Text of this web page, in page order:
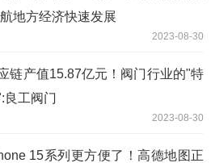
地方经济快速发展
2023-08-30
链产值15.87亿元！阀门行业的"特
良工阀门
2023-08-30
15系列更方便了！高德地图正